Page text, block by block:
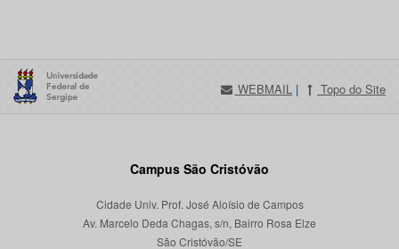
WEBMAIL | Topo do Site
Campus São Cristóvão
Cidade Univ. Prof. José Aloísio de Campos
Av. Marcelo Deda Chagas, s/n, Bairro Rosa Elze
São Cristóvão/SE